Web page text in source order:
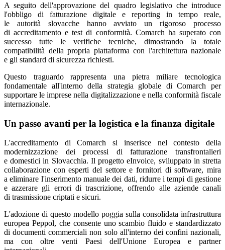
A seguito dell'approvazione del quadro legislativo che introduce
l'obbligo di fatturazione digitale e reporting in tempo reale,
le autorità slovacche hanno avviato un rigoroso processo
di accreditamento e test di conformità. Comarch ha superato con
successo tutte le verifiche tecniche, dimostrando la totale
compatibilità della propria piattaforma con l'architettura nazionale
e gli standard di sicurezza richiesti.
Questo traguardo rappresenta una pietra miliare tecnologica
fondamentale all'interno della strategia globale di Comarch per
supportare le imprese nella digitalizzazione e nella conformità fiscale
internazionale.
Un passo avanti per la logistica e la finanza digitale
L'accreditamento di Comarch si inserisce nel contesto della
modernizzazione dei processi di fatturazione transfrontalieri
e domestici in Slovacchia. Il progetto eInvoice, sviluppato in stretta
collaborazione con esperti del settore e fornitori di software, mira
a eliminare l'inserimento manuale dei dati, ridurre i tempi di gestione
e azzerare gli errori di trascrizione, offrendo alle aziende canali
di trasmissione criptati e sicuri.
L'adozione di questo modello poggia sulla consolidata infrastruttura
europea Peppol, che consente uno scambio fluido e standardizzato
di documenti commerciali non solo all'interno dei confini nazionali,
ma con oltre venti Paesi dell'Unione Europea e partner